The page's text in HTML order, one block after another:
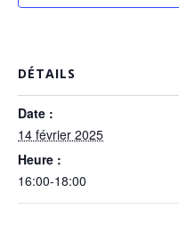
DÉTAILS
Date :
14 février 2025
Heure :
16:00-18:00